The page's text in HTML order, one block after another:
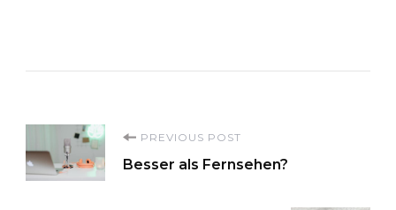
Post
Navigation
PREVIOUS POST
Besser als Fernsehen?